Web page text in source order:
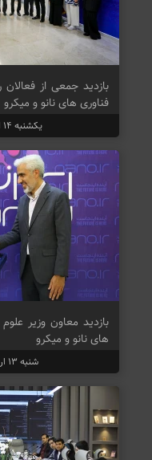
بازدید جمعی از
فناوری های نانو و میکرو
یکشنبه ۱۴ اردیبهشت ۱۴۰۴
بازدید معاون وزیر
های نانو و میکرو
شنبه ۱۳ اردیبهشت ۱۴۰۴